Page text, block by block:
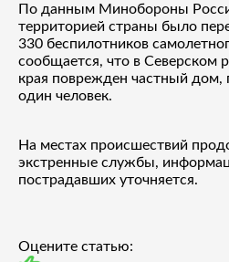
По данным Минобороны
территорией страны было
330 беспилотников
сообщается, что в Северском
края поврежден частный дом,
один человек.
На местах происшествий
экстренные службы,
пострадавших уточняется.
Оцените статью: